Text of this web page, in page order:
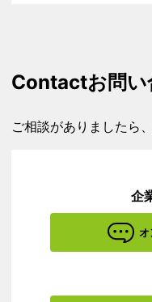
Contactお問
ご相談がありましたら
企
オ